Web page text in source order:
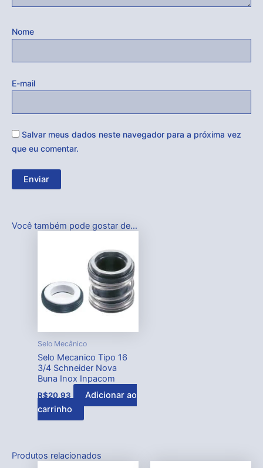
Nome
E-mail
Salvar meus dados neste navegador para a próxima vez
que eu comentar.
Você também pode gostar de…
Selo Mecânico
Selo Mecanico Tipo 16
3/4 Schneider Nova
Buna Inox Inpacom
R$20,93
Adicionar ao
carrinho
Produtos relacionados